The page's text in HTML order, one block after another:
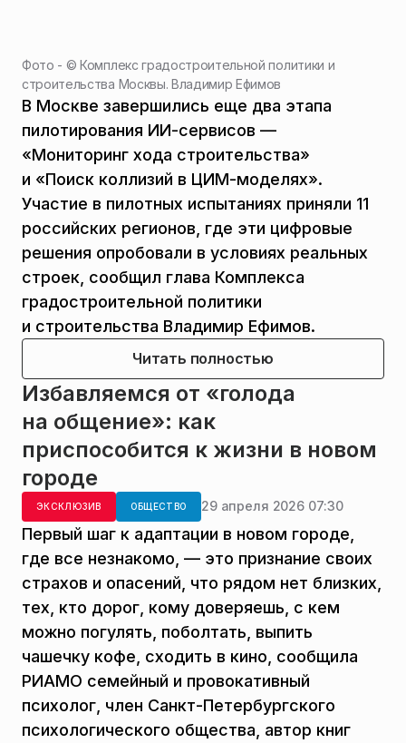
Фото - ©Комплекс градостроительной политики и
строительства Москвы. Владимир Ефимов
В Москве завершились еще два этапа
пилотирования ИИ-сервисов —
«Мониторинг хода строительства»
и «Поиск коллизий в ЦИМ-моделях».
Участие в пилотных испытаниях приняли 11
российских регионов, где эти цифровые
решения опробовали в условиях реальных
строек, сообщил глава Комплекса
градостроительной политики
и строительства Владимир Ефимов.
Читать полностью
Избавляемся от «голода
на общение»: как
приспособится к жизни в новом
городе
ЭКСКЛЮЗИВ ОБЩЕСТВО 29 апреля 2026 07:30
Первый шаг к адаптации в новом городе,
где все незнакомо, — это признание своих
страхов и опасений, что рядом нет близких,
тех, кто дорог, кому доверяешь, с кем
можно погулять, поболтать, выпить
чашечку кофе, сходить в кино, сообщила
РИАМО семейный и провокативный
психолог, член Санкт-Петербургского
психологического общества, автор книг